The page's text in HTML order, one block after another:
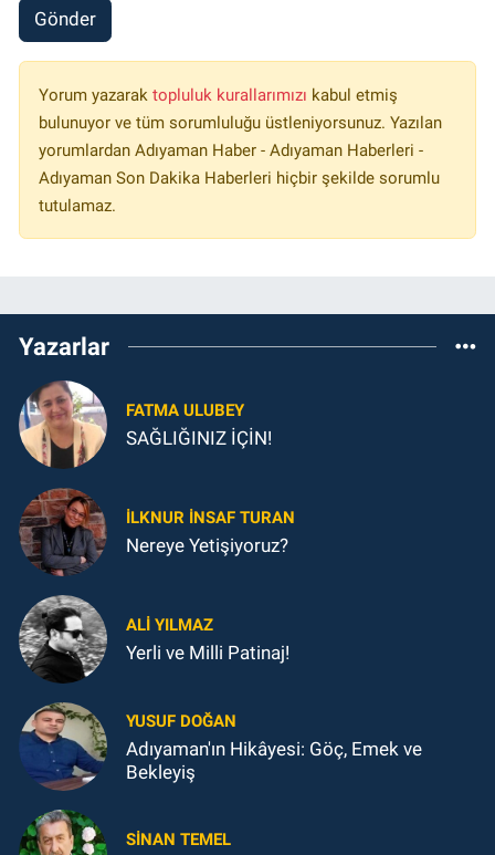
Gönder
Yorum yazarak topluluk kurallarımızı kabul etmiş
bulunuyor ve tüm sorumluluğu üstleniyorsunuz. Yazılan
yorumlardan Adıyaman Haber - Adıyaman Haberleri -
Adıyaman Son Dakika Haberleri hiçbir şekilde sorumlu
tutulamaz.
Yazarlar
FATMA ULUBEY
SAĞLIĞINIZ İÇİN!
İLKNUR İNSAF TURAN
Nereye Yetişiyoruz?
ALI YILMAZ
Yerli ve Milli Patinaj!
YUSUF DOĞAN
Adıyaman'ın Hikâyesi: Göç, Emek ve
Bekleyiş
SINAN TEMEL